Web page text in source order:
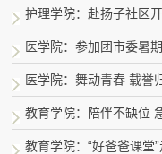
护理学院：赴扬子社区
医学院：参加团市委暑